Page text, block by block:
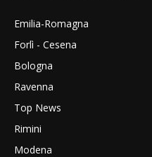
Emilia-Romagna
Forlì - Cesena
Bologna
Ravenna
Top News
Rimini
Modena